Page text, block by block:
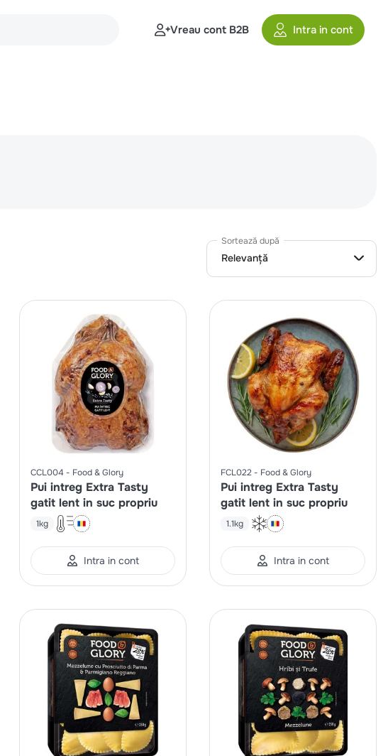
Vreau cont B2B Intra in cont
Sortează după
Relevanță
CCL004 Food & Glory
Pui intreg Extra Tasty
gatit lent in suc propriu
1kg
Intra in cont
FCL022 Food & Glory
Pui intreg Extra Tasty
gatit lent in suc propriu
1.1kg
Intra in cont